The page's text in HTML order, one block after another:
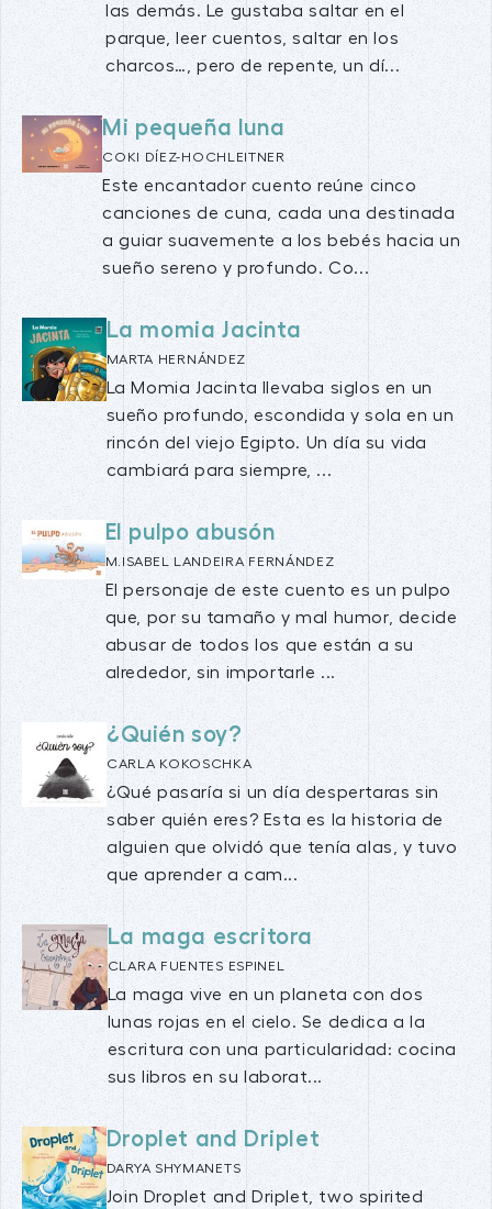
las demás. Le gustaba saltar en el
parque, leer cuentos, saltar en los
charcos…, pero de repente, un dí...
Mi pequeña luna
COKI DÍEZ-HOCHLEITNER
Este encantador cuento reúne cinco
canciones de cuna, cada una destinada
a guiar suavemente a los bebés hacia un
sueño sereno y profundo. Co...
La momia Jacinta
MARTA HERNÁNDEZ
La Momia Jacinta llevaba siglos en un
sueño profundo, escondida y sola en un
rincón del viejo Egipto. Un día su vida
cambiará para siempre, ...
El pulpo abusón
M.ISABEL LANDEIRA FERNÁNDEZ
El personaje de este cuento es un pulpo
que, por su tamaño y mal humor, decide
abusar de todos los que están a su
alrededor, sin importarle ...
¿Quién soy?
CARLA KOKOSCHKA
¿Qué pasaría si un día despertaras sin
saber quién eres? Esta es la historia de
alguien que olvidó que tenía alas, y tuvo
que aprender a cam...
La maga escritora
CLARA FUENTES ESPINEL
La maga vive en un planeta con dos
lunas rojas en el cielo. Se dedica a la
escritura con una particularidad: cocina
sus libros en su laborat...
Droplet and Driplet
DARYA SHYMANETS
Join Droplet and Driplet, two spirited